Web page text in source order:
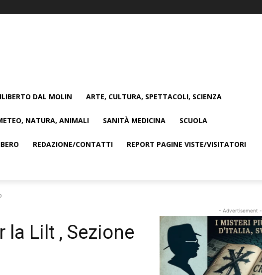
DAL MOLIN ARTE, CULTURA, SPETTACOLI, SCIENZA
NATURA, ANIMALI SANITÀ MEDICINA SCUOLA
REDAZIONE/CONTATTI REPORT PAGINE VISTE/VISITATORI
la Lilt , Sezione
- Advertisement -